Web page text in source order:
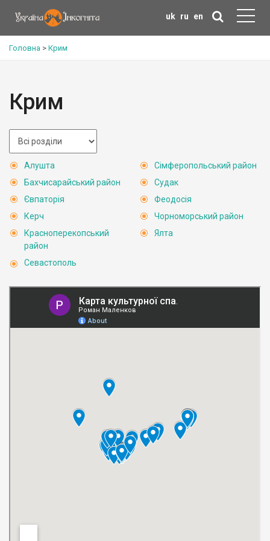
uk ru en
Головна > Крим
Крим
Алушта
Бахчисарайський район
Євпаторія
Керч
Красноперекопський
район
Севастополь
Сімферопольський район
Судак
Феодосія
Чорноморський район
Ялта